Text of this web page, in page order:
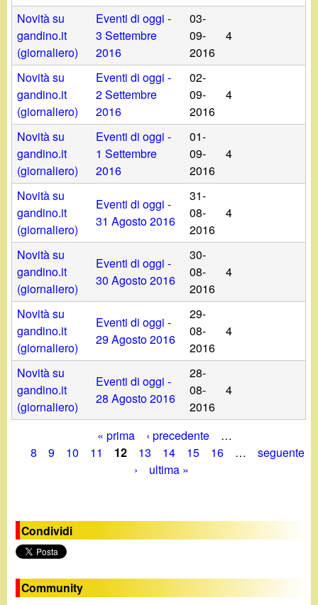
Novità su
gandino.it
(giornaliero)
Eventi di oggi -
3 Settembre
2016
03-
09-
2016
4
Novità su
gandino.it
(giornaliero)
Eventi di oggi -
2 Settembre
2016
02-
09-
2016
4
Novità su
gandino.it
(giornaliero)
Eventi di oggi -
1 Settembre
2016
01-
09-
2016
4
Novità su
gandino.it
(giornaliero)
Eventi di oggi -
31 Agosto 2016
31-
08-
2016
4
Novità su
gandino.it
(giornaliero)
Eventi di oggi -
30 Agosto 2016
30-
08-
2016
4
Novità su
gandino.it
(giornaliero)
Eventi di oggi -
29 Agosto 2016
29-
08-
2016
4
Novità su
gandino.it
(giornaliero)
Eventi di oggi -
28 Agosto 2016
28-
08-
2016
4
i
n
e
« prima ‹ precedente
…
8
9 10 11 12 13 14 15 16 …
seguente
›
ultima »
Condividi
Community